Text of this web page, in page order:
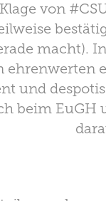
von
macht).
ehrenwerten
und
beim